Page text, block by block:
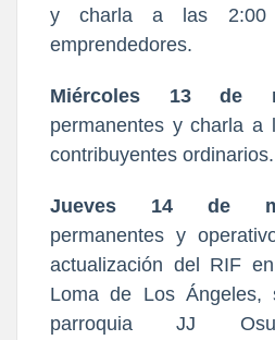
y charla a las 2:00
emprendedores.
Miércoles 13 de
permanentes y charla a
contribuyentes ordinarios.
Jueves 14 de
permanentes y
actualización del RIF
Loma de Los Ángeles,
parroquia JJ